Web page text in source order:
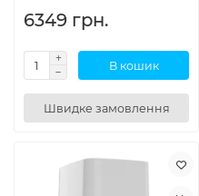
6349 грн.
В кошик
Швидке замовлення